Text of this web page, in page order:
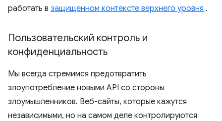
работать в защищенном контексте верхнего уровня .
Пользовательский контроль и
конфиденциальность
Мы всегда стремимся предотвратить
злоупотребление новыми API со стороны
злоумышленников. Веб-сайты, которые кажутся
независимыми, но на самом деле контролируются